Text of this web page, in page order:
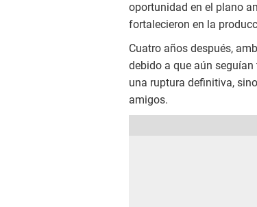
oportunidad en el plano
fortalecieron en la
Cuatro años después,
debido a que aún
una ruptura definitiva,
amigos.